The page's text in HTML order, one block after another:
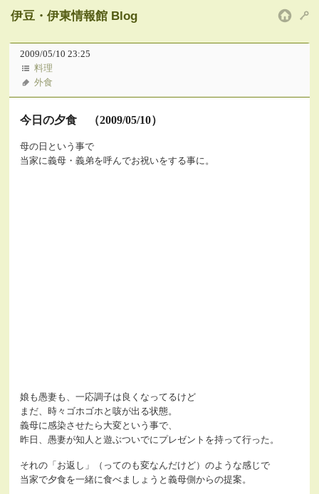
伊豆・伊東情報館 Blog
2009/05/10 23:25
料理
外食
今日の夕食 （2009/05/10）
母の日という事で
当家に義母・義弟を呼んでお祝いをする事に。
娘も愚妻も、一応調子は良くなってるけど
まだ、時々ゴホゴホと咳が出る状態。
義母に感染させたら大変という事で、
昨日、愚妻が知人と遊ぶついでにプレゼントを持って行った。
それの「お返し」（ってのも変なんだけど）のような感じで
当家で夕食を一緒に食べましょうと義母側からの提案。